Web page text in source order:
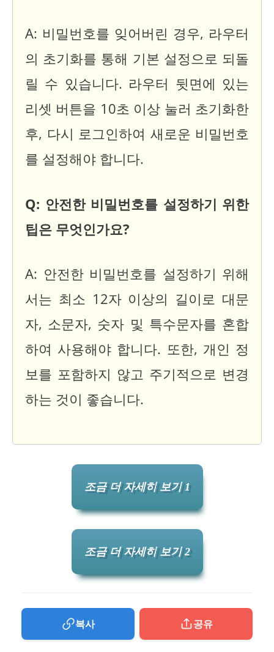
A: 비밀번호를 잊어버린 경우, 라우터
의 초기화를 통해 기본 설정으로 되돌
릴 수 있습니다. 라우터 뒷면에 있는
리셋 버튼을 10초 이상 눌러 초기화한
후, 다시 로그인하여 새로운 비밀번호
를 설정해야 합니다.
Q: 안전한 비밀번호를 설정하기 위한
팁은 무엇인가요?
A: 안전한 비밀번호를 설정하기 위해
서는 최소 12자 이상의 길이로 대문
자, 소문자, 숫자 및 특수문자를 혼합
하여 사용해야 합니다. 또한, 개인 정
보를 포함하지 않고 주기적으로 변경
하는 것이 좋습니다.
조금 더 자세히 보기 1
조금 더 자세히 보기 2
복사 공유